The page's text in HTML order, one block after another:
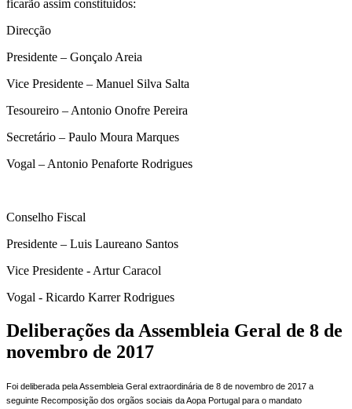
ficarão assim constituidos:
Direcção
Presidente – Gonçalo Areia
Vice Presidente – Manuel Silva Salta
Tesoureiro – Antonio Onofre Pereira
Secretário – Paulo Moura Marques
Vogal – Antonio Penaforte Rodrigues
Conselho Fiscal
Presidente – Luis Laureano Santos
Vice Presidente - Artur Caracol
Vogal - Ricardo Karrer Rodrigues
Deliberações da Assembleia Geral de 8 de
novembro de 2017
Foi deliberada pela Assembleia Geral extraordinária de 8 de novembro de 2017 a
seguinte Recomposição dos orgãos sociais da Aopa Portugal para o mandato